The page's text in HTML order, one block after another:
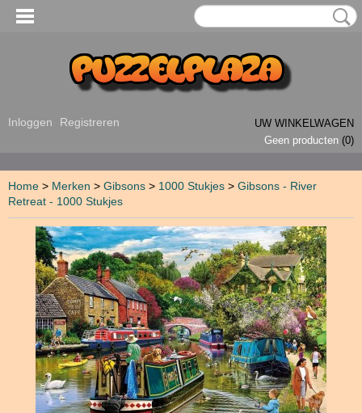
Inloggen Registreren
UW WINKELWAGEN
Geen producten (0)
Home > Merken > Gibsons > 1000 Stukjes > Gibsons - River
Retreat - 1000 Stukjes